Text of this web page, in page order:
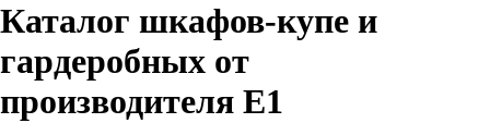
Каталог шкафов-купе и
гардеробных от
производителя Е1